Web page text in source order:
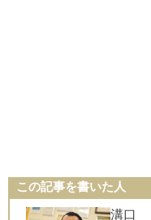
この記事を書いた人
溝口